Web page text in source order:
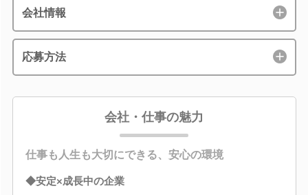
会社情報
応募方法
会社・仕事の魅力
仕事も人生も大切にできる、安心の環境
◆安定×成長中の企業